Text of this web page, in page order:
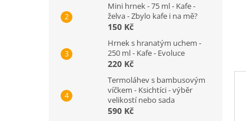
Mini hrnek - 75 ml - Kafe -
želva - Zbylo kafe i na mě?
150 Kč
Hrnek s hranatým uchem -
250 ml - Kafe - Evoluce
220 Kč
Termoláhev s bambusovým
víčkem - Ksichtíci - výběr
velikostí nebo sada
590 Kč